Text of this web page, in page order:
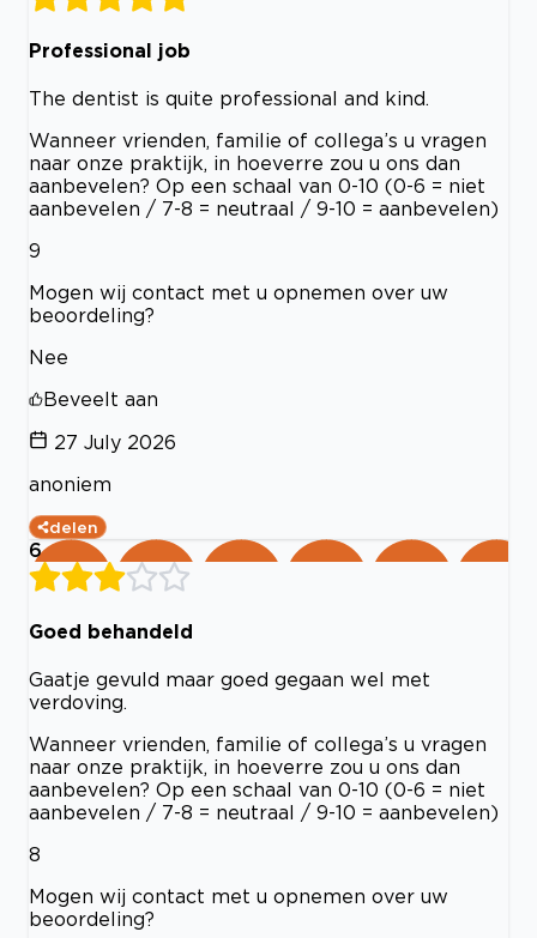
Professional job
The dentist is quite professional and kind.
Wanneer vrienden, familie of collega’s u vragen
naar onze praktijk, in hoeverre zou u ons dan
aanbevelen? Op een schaal van 0-10 (0-6 = niet
aanbevelen / 7-8 = neutraal / 9-10 = aanbevelen)
9
Mogen wij contact met u opnemen over uw
beoordeling?
Nee
Beveelt aan
27 July 2026
anoniem
delen
6
Goed behandeld
Gaatje gevuld maar goed gegaan wel met
verdoving.
Wanneer vrienden, familie of collega’s u vragen
naar onze praktijk, in hoeverre zou u ons dan
aanbevelen? Op een schaal van 0-10 (0-6 = niet
aanbevelen / 7-8 = neutraal / 9-10 = aanbevelen)
8
Mogen wij contact met u opnemen over uw
beoordeling?